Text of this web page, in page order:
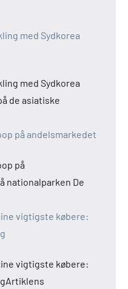
med Sydkorea
med Sydkorea
de asiatiske
på andelsmarkedet
på
nationalparken De
vigtigste købere:
vigtigste købere: